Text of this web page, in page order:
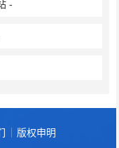
-
版权申明